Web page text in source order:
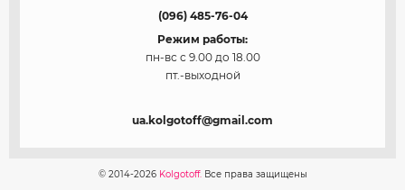
(096) 485-76-04
Режим работы:
пн-вс с 9.00 до 18.00
пт.-выходной
ua.kolgotoff@gmail.com
© 2014-2026 Kolgotoff.Все права защищены